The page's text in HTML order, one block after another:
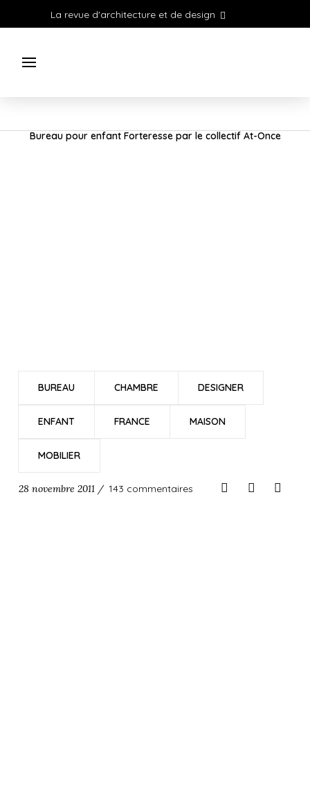
La revue d'architecture et de design
Bureau pour enfant Forteresse par le collectif At-Once
BUREAU CHAMBRE DESIGNER
ENFANT FRANCE MAISON
MOBILIER
28 novembre 2011 / 143 commentaires